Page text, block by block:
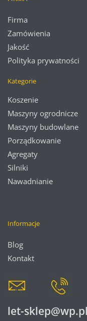
Firma
Zamówienia
Jakość
Polityka prywatności
Kategorie
Koszenie
Maszyny ogrodnicze
Maszyny budowlane
Porządkowanie
Agregaty
Silniki
Nawadnianie
Informacje
Blog
Kontakt
let-sklep@wp.pl